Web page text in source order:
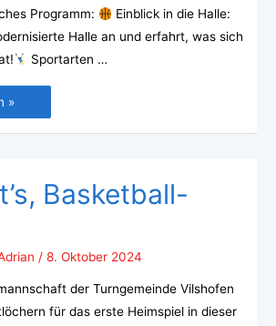
Programm:
Einblick in die Halle:
Halle an und erfahrt, was sich
Sportarten …
»
Basketball-
/ 8. Oktober 2024
der Turngemeinde Vilshofen
für das erste Heimspiel in dieser